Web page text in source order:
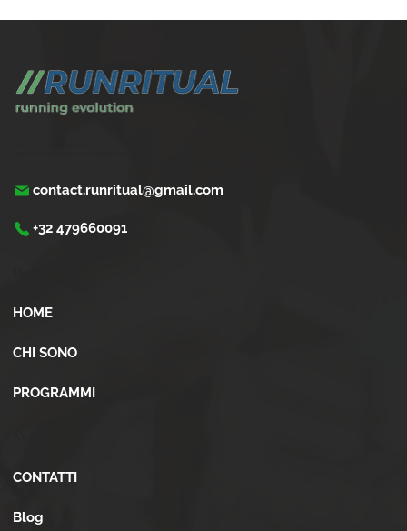
Le vitamine fanno ingrassare i runner ? Miti e
contact.runritual@gmail.com
+32 479660091
HOME
CHI SONO
PROGRAMMI
CONTATTI
Blog